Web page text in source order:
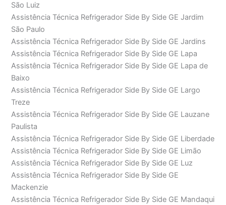
São Luiz
Assistência Técnica Refrigerador Side By Side GE Jardim
São Paulo
Assistência Técnica Refrigerador Side By Side GE Jardins
Assistência Técnica Refrigerador Side By Side GE Lapa
Assistência Técnica Refrigerador Side By Side GE Lapa de
Baixo
Assistência Técnica Refrigerador Side By Side GE Largo
Treze
Assistência Técnica Refrigerador Side By Side GE Lauzane
Paulista
Assistência Técnica Refrigerador Side By Side GE Liberdade
Assistência Técnica Refrigerador Side By Side GE Limão
Assistência Técnica Refrigerador Side By Side GE Luz
Assistência Técnica Refrigerador Side By Side GE
Mackenzie
Assistência Técnica Refrigerador Side By Side GE Mandaqui